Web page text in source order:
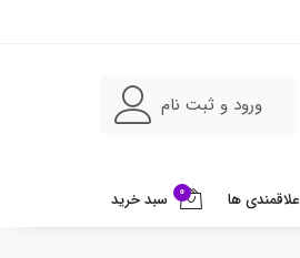
ورود و ثبت نام
علاقمندی ها 0 سبد خرید